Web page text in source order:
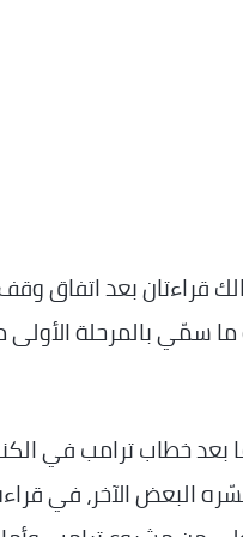
قراءتان بعد اتفاق
ما سمّي بالمرحلة
بعد خطاب ترامب في
البعض الآخر، في